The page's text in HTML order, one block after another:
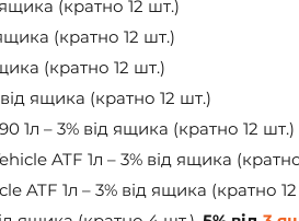
(кратно 12 шт.)
(кратно 12 шт.)
(кратно 12 шт.)
ящика (кратно 12 шт.)
1л – 3% від ящика (кратно 12 шт.)
ATF 1л – 3% від ящика
ATF 1л – 3% від ящика (кратно